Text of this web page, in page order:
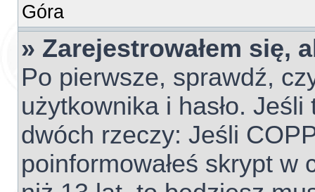
Góra
» Zarejestrowałem się,
Po pierwsze, sprawdź,
użytkownika i hasło.
dwóch rzeczy: Jeśli
poinformowałeś skrypt